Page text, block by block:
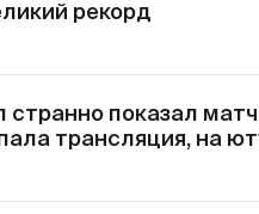
рекорд
странно показал
трансляция, на